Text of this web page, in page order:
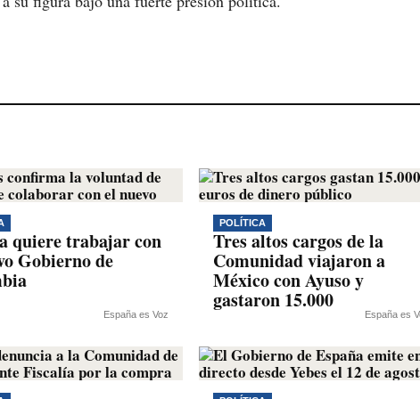
quiere trabajar con
Gobierno de
España es Voz
POLÍTICA
Tres altos cargos de la
Comunidad viajaron a
México con Ayuso y
gastaron 15.000
España es